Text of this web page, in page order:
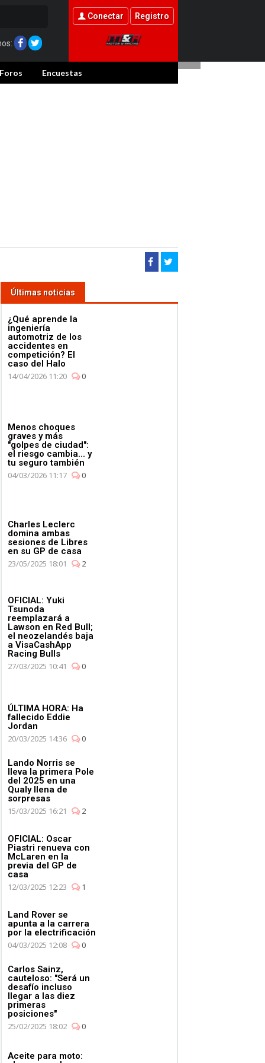
Conectar Registro
Foros Encuestas
para
en
viernes en Canadá
Últimas noticias
¿Qué aprende la
ingeniería
automotriz de los
accidentes en
competición? El
caso del Halo
14/04/2026 11:20
0
Menos choques
graves y más
"golpes de ciudad":
el riesgo cambia... y
tu seguro también
04/03/2026 11:17
0
Charles Leclerc
domina ambas
sesiones de Libres
en su GP de casa
23/05/2025 18:01
2
OFICIAL: Yuki
Tsunoda
reemplazará a
Lawson en Red Bull;
el neozelandés baja
a VisaCashApp
Racing Bulls
27/03/2025 10:41
0
ÚLTIMA HORA: Ha
fallecido Eddie
Jordan
20/03/2025 14:36
0
Lando Norris se
lleva la primera Pole
del 2025 en una
Qualy llena de
sorpresas
15/03/2025 16:21
2
OFICIAL: Oscar
Piastri renueva con
McLaren en la
previa del GP de
casa
12/03/2025 12:23
1
Land Rover se
apunta a la carrera
por la electrificación
04/03/2025 12:08
0
Carlos Sainz,
cauteloso: "Será un
desafío incluso
llegar a las diez
primeras
posiciones"
25/02/2025 18:02
0
Aceite para moto: